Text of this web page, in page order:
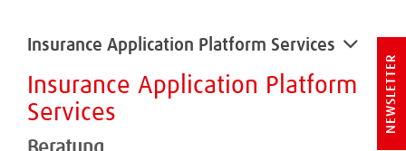
Insurance Application Platform Services
Insurance Application Platform
Services
NEWSLETTER